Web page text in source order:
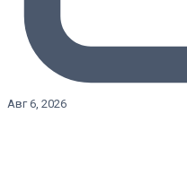
Авг 6, 2026